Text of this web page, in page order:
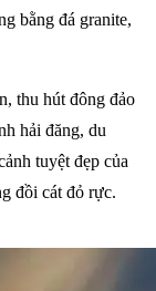
bằng đá granite,
thu hút đông đảo
hải đăng, du
tuyệt đẹp của
đồi cát đỏ rực.